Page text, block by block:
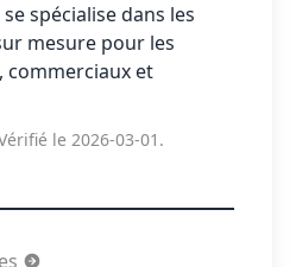
spécialise dans les
mesure pour les
commerciaux et
le 2026-03-01.